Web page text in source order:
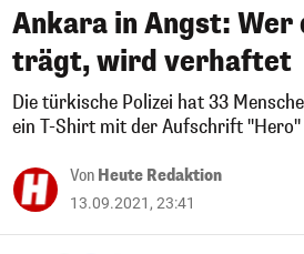
Ankara in Angst: Wer
trägt, wird verhaftet
Die türkische Polizei hat 33
ein T-Shirt mit der Aufschrift
Von Heute Redaktion
13.09.2021, 23:41